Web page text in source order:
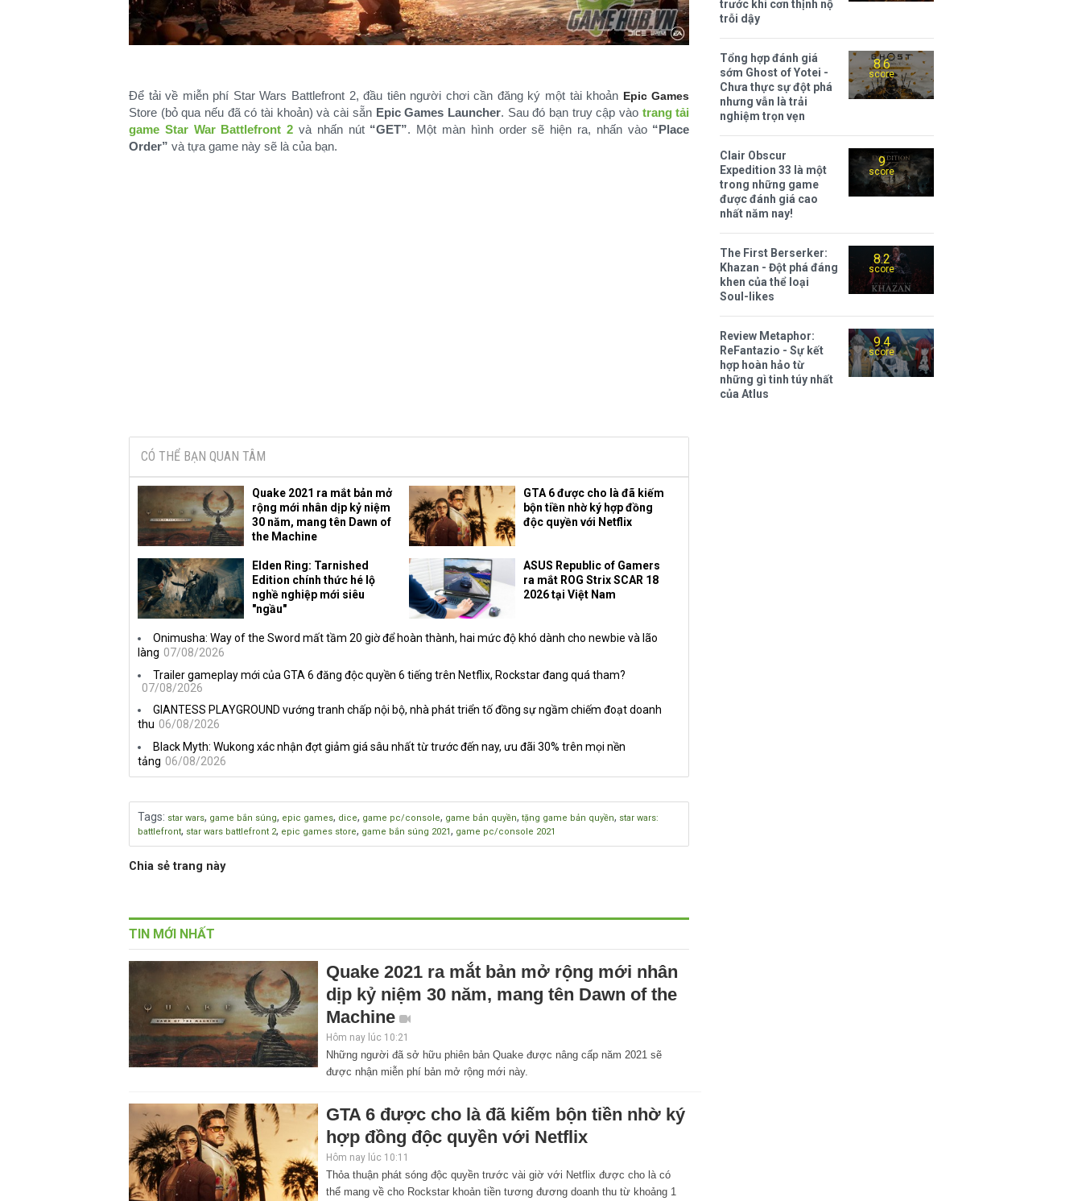
Để tải về miễn phí Star Wars Battlefront 2, đầu tiên người chơi cần đăng ký một tài khoản Epic Games
Store (bỏ qua nếu đã có tài khoản) và cài sẵn Epic Games Launcher. Sau đó bạn truy cập vào trang tải
game Star War Battlefront 2 và nhấn nút “GET”. Một màn hình order sẽ hiện ra, nhấn vào “Place
Order” và tựa game này sẽ là của bạn.​
CÓ THỂ BẠN QUAN TÂM
Quake 2021 ra mắt bản mở
rộng mới nhân dịp kỷ niệm
30 năm, mang tên Dawn of
the Machine
GTA 6 được cho là đã kiếm
bộn tiền nhờ ký hợp đồng
độc quyền với Netflix
Elden Ring: Tarnished
Edition chính thức hé lộ
nghề nghiệp mới siêu
"ngầu"
ASUS Republic of Gamers
ra mắt ROG Strix SCAR 18
2026 tại Việt Nam
Onimusha: Way of the Sword mất tầm 20 giờ để hoàn thành, hai mức độ khó dành cho newbie và lão
làng 07/08/2026
Trailer gameplay mới của GTA 6 đăng độc quyền 6 tiếng trên Netflix, Rockstar đang quá tham?
07/08/2026
GIANTESS PLAYGROUND vướng tranh chấp nội bộ, nhà phát triển tố đồng sự ngầm chiếm đoạt doanh
thu 06/08/2026
Black Myth: Wukong xác nhận đợt giảm giá sâu nhất từ trước đến nay, ưu đãi 30% trên mọi nền
tảng 06/08/2026
Tags: star wars, game bắn súng, epic games, dice, game pc/console, game bản quyền, tặng game bản quyền, star wars:
battlefront, star wars battlefront 2, epic games store, game bắn súng 2021, game pc/console 2021
Chia sẻ trang này
TIN MỚI NHẤT
Quake 2021 ra mắt bản mở rộng mới nhân
dịp kỷ niệm 30 năm, mang tên Dawn of the
Machine
Hôm nay lúc 10:21
Những người đã sở hữu phiên bản Quake được nâng cấp năm 2021 sẽ
được nhận miễn phí bản mở rộng mới này.
GTA 6 được cho là đã kiếm bộn tiền nhờ ký
hợp đồng độc quyền với Netflix
Hôm nay lúc 10:11
Thỏa thuận phát sóng độc quyền trước vài giờ với Netflix được cho là có
thể mang về cho Rockstar khoản tiền tương đương doanh thu từ khoảng 1
trước khi cơn thịnh nộ
trỗi dậy
8.6
score
Tổng hợp đánh giá
sớm Ghost of Yotei -
Chưa thực sự đột phá
nhưng vẫn là trải
nghiệm trọn vẹn
9
score
Clair Obscur
Expedition 33 là một
trong những game
được đánh giá cao
nhất năm nay!
8.2
score
The First Berserker:
Khazan - Đột phá đáng
khen của thể loại
Soul-likes
9.4
score
Review Metaphor:
ReFantazio - Sự kết
hợp hoàn hảo từ
những gì tinh túy nhất
của Atlus